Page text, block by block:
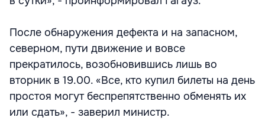
После обнаружения дефекта и на запасном,
северном, пути движение и вовсе
прекратилось, возобновившись лишь во
вторник в 19.00. «Все, кто купил билеты на день
простоя могут беспрепятственно обменять их
или сдать», - заверил министр.